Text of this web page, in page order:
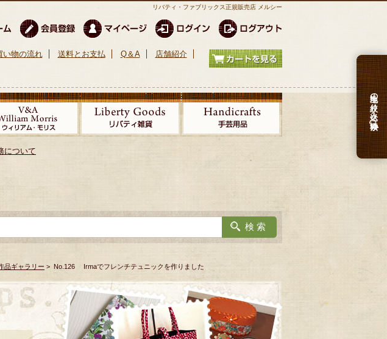
リバティ・ファブリックス正規販売店 メルシー
い物の流れ 送料とお支払 Q＆A 店舗紹介
について
生地の絞り込み検索
品ギャラリー > No.126 Irmaでフレンチテュニックを作りました